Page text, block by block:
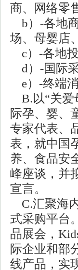
商、网络零
b）-各地
场、母婴店
c）-各地
d）-国际
e）-终端消
B.以“关爱
际孕、婴、
专家代表、
表，就中国
养、食品安
峰座谈，并
宣言。
C.汇聚海
式采购平台
品展会，
际企业和部
线产品，实